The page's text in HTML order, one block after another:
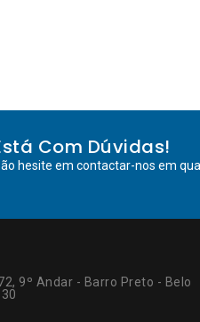
Com Dúvidas!
hesite em contactar-nos em
9º Andar - Barro Preto - Belo